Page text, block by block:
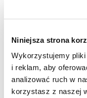
Niniejsza strona
Wykorzystujemy
i reklam, aby
analizować ruch w
korzystasz z naszej
Stylowe pasty do zębów
Pasty do zębów dla
Stylowe pasty do zębów